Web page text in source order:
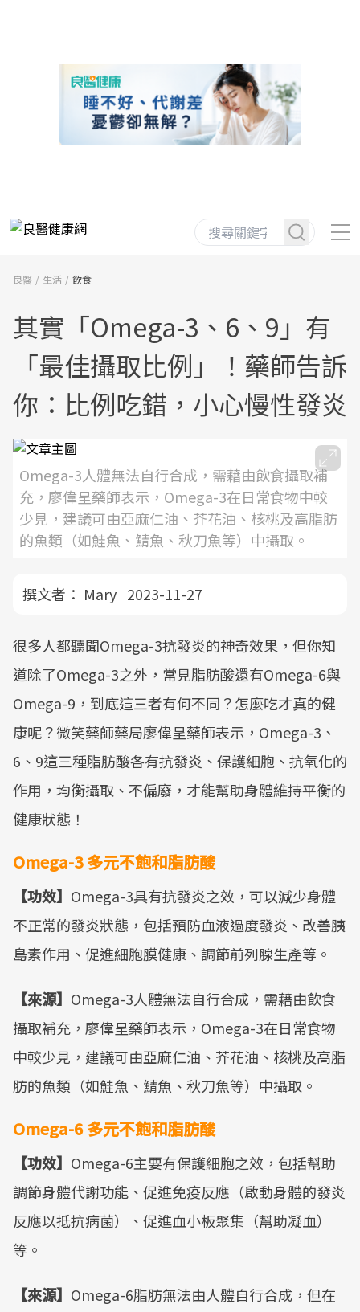
良醫 生活 飲食
其實「Omega-3、6、9」有
「最佳攝取比例」！藥師告訴
你：比例吃錯，小心慢性發炎
Omega-3人體無法自行合成，需藉由飲食攝取補
充，廖偉呈藥師表示，Omega-3在日常食物中較
少見，建議可由亞麻仁油、芥花油、核桃及高脂肪
的魚類（如鮭魚、鯖魚、秋刀魚等）中攝取。
撰文者： Mary 2023-11-27
很多人都聽聞Omega-3抗發炎的神奇效果，但你知
道除了Omega-3之外，常見脂肪酸還有Omega-6與
Omega-9，到底這三者有何不同？怎麼吃才真的健
康呢？微笑藥師藥局廖偉呈藥師表示，Omega-3、
6、9這三種脂肪酸各有抗發炎、保護細胞、抗氧化的
作用，均衡攝取、不偏廢，才能幫助身體維持平衡的
健康狀態！
Omega-3 多元不飽和脂肪酸
【功效】 Omega-3具有抗發炎之效，可以減少身體
不正常的發炎狀態，包括預防血液過度發炎、改善胰
島素作用、促進細胞膜健康、調節前列腺生產等。
【來源】 Omega-3人體無法自行合成，需藉由飲食
攝取補充，廖偉呈藥師表示，Omega-3在日常食物
中較少見，建議可由亞麻仁油、芥花油、核桃及高脂
肪的魚類（如鮭魚、鯖魚、秋刀魚等）中攝取。
Omega-6 多元不飽和脂肪酸
【功效】 Omega-6主要有保護細胞之效，包括幫助
調節身體代謝功能、促進免疫反應（啟動身體的發炎
反應以抵抗病菌）、促進血小板聚集（幫助凝血）
等。
【來源】 Omega-6脂肪無法由人體自行合成，但在